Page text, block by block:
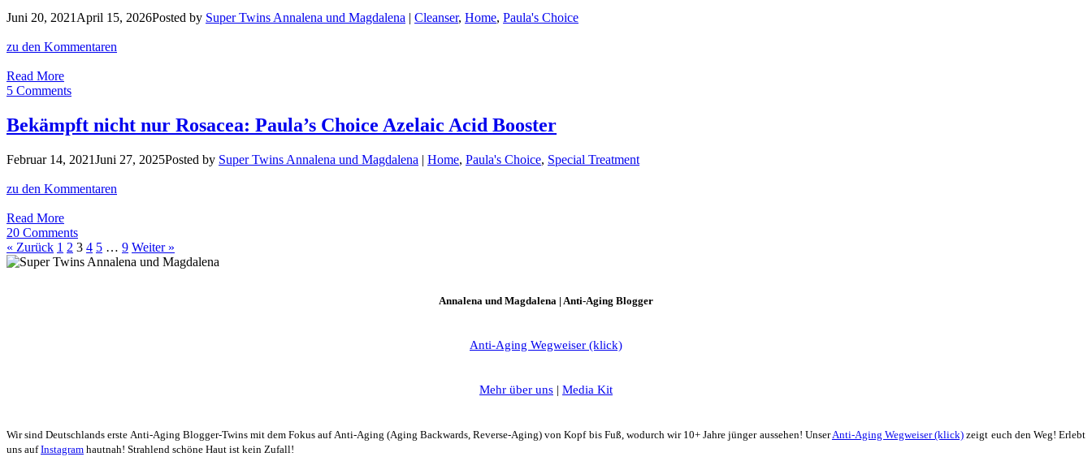
setzt
Choice
Maßstäbe!
Juni 20, 2021 April 15, 2026Posted by Super Twins Annalena und Magdalena | Cleanser, Home, Paula's Choice
zu den Kommentaren
Read MoreDouble
Cleansing
Paula’s
Choice:
doppelt
besser?
5 Comments
Bekämpft nicht nur Rosacea: Paula’s Choice Azelaic Acid Booster
Februar 14, 2021Juni 27, 2025Posted by Super Twins Annalena und Magdalena | Home, Paula's Choice, Special Treatment
zu den Kommentaren
Read MoreBekämpft
nicht
nur
Rosacea:
20 Comments
« Zurück 1 2 3 4 5 … 9 Weiter »
Annalena und Magdalena | Anti-Aging Blogger
Anti-Aging Wegweiser (klick)
Mehr über uns | Media Kit
Wir sind Deutschlands erste Anti-Aging Blogger-Twins mit dem Fokus auf Anti-Aging (Aging Backwards, Reverse-Aging) von Kopf bis Fuß, wodurch wir 10+ Jahre jünger aussehen! UnserAnti-Aging Wegweiser (klick) zeigt euch den Weg! Erlebt
uns aufInstagram hautnah! Strahlend schöne Haut ist kein Zufall!